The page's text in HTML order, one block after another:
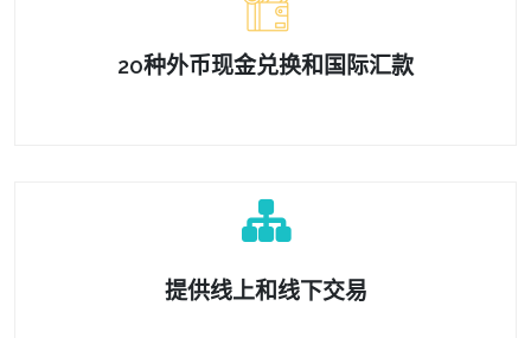
20种外币现金兑换和国际汇款
提供线上和线下交易